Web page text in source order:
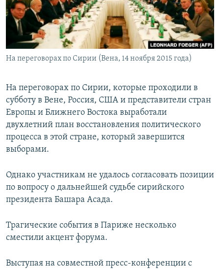
На переговорах по Сирии (Вена, 14 ноября 2015 года)
На переговорах по Сирии, которые проходили в
субботу в Вене, Россия, США и представители стран
Европы и Ближнего Востока выработали
двухлетний план восстановления политического
процесса в этой стране, который завершится
выборами.
Однако участникам не удалось согласовать позиции
по вопросу о дальнейшей судьбе сирийского
президента Башара Асада.
Трагические события в Париже несколько
сместили акцент форума.
Выступая на совместной пресс-конференции с